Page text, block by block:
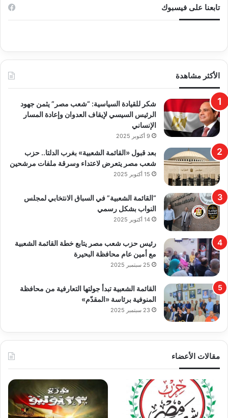
تابعنا على فيسبوك
الأكثر مشاهدة
​شكر للقيادة السياسية: “شعب مصر” يثمن جهود
الرئيس السيسي لإيقاف العدوان وإعادة المسار
الإنساني
9 أكتوبر 2025
بعد قبول «القائمة الشعبية» بغرب الدلتا.. حزب
شعب مصر يتعرض لاعتداء وسرقة ملفات مرشحين
15 أكتوبر 2025
“القائمة الشعبية” في السباق الانتخابي لمجلس
النواب بشكل رسمي
14 أكتوبر 2025
رئيس حزب شعب مصر يتابع خطة القائمة الشعبية
مع أمين عام محافظة البحيرة
25 سبتمبر 2025
القائمة الشعبية تبدأ جولتها التعارفية من محافظة
المنوفية برئاسة «المقدّم»
23 سبتمبر 2025
مقالات الأعضاء